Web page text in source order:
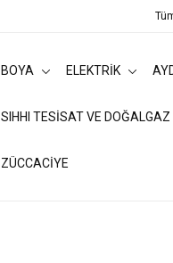
BOYA ELEKTRİK
SIHHI TESİSAT VE DOĞALGAZ
ZÜCCACİYE